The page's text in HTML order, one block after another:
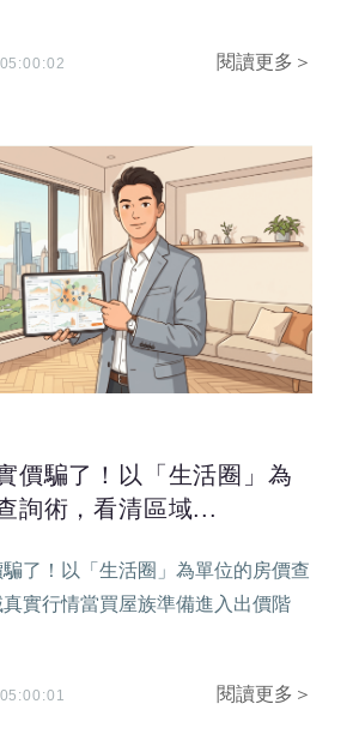
閱讀更多＞
價騙了！以「生活圈」為
詢術，看清區域...
了！以「生活圈」為單位的房價查
實行情當買屋族準備進入出價階
閱讀更多＞